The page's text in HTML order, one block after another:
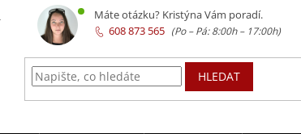
HLEDAT
Máte otázku? Kristýna Vám poradí.
608 873 565